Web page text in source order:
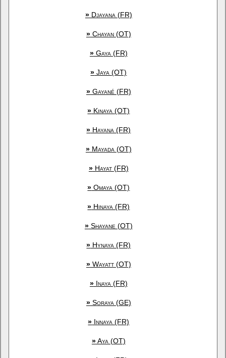
»Djayana (FR)
»Chayan (OT)
»Gaya (FR)
» Jaya (OT)
»Gayané (FR)
» Kinaya (OT)
» Hayana (FR)
»Mayada (OT)
»Hayat (FR)
» Omaya (OT)
» Hinaya (FR)
»Shayane (OT)
» Hynaya (FR)
»Wayatt (OT)
»Inaya (FR)
»Soraya (GE)
» Innaya (FR)
»Aya (OT)